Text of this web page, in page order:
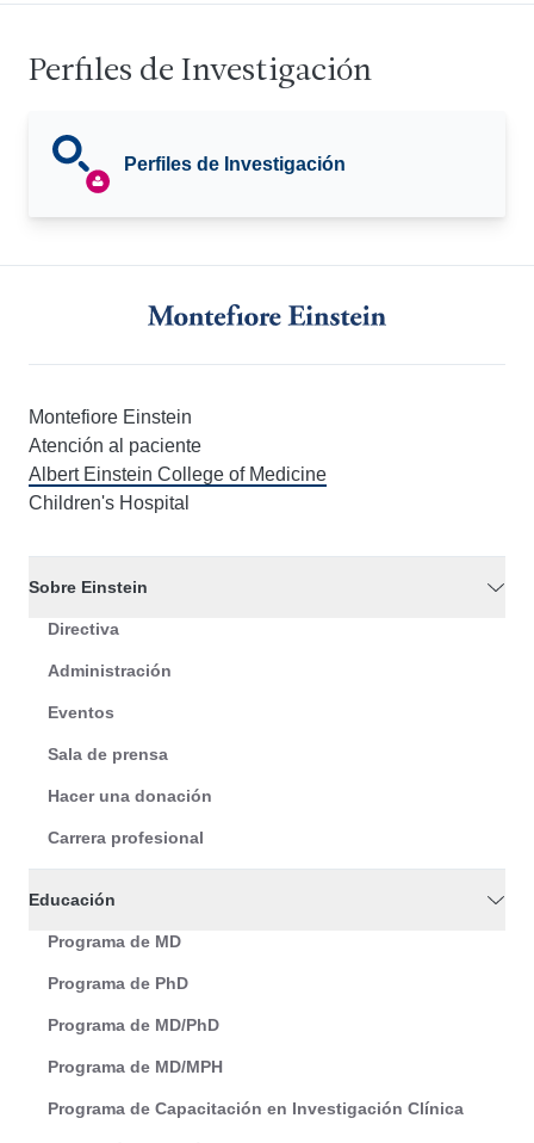
Perfiles de Investigación
Perfiles de Investigación
Montefiore Einstein
Atención al paciente
Albert Einstein College of Medicine
Children's Hospital
Sobre Einstein
Directiva
Administración
Eventos
Sala de prensa
Hacer una donación
Carrera profesional
Educación
Programa de MD
Programa de PhD
Programa de MD/PhD
Programa de MD/MPH
Programa de Capacitación en Investigación Clínica